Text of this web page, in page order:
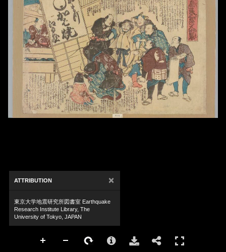
ATTRIBUTION ×
東京大学地震研究所図書室 Earthquake
Research Institute Library, The
University of Tokyo, JAPAN